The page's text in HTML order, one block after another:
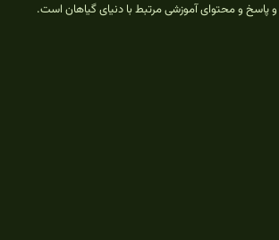
و پاسخ و محتوای آموزشی مرتبط با دنیای گیاهان است.